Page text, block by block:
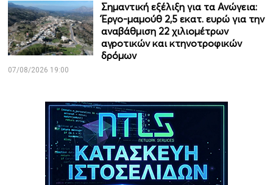
Σημαντική εξέλιξη για τα Ανώγεια:
Έργο-μαμούθ 2,5 εκατ. ευρώ για την
αναβάθμιση 22 χιλιομέτρων
αγροτικών και κτηνοτροφικών
δρόμων
07/08/2026 19:00